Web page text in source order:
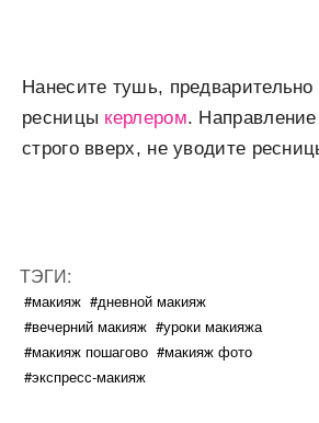
Нанесите тушь, предварительно
ресницы керлером.
строго вверх, не уводите
ТЭГИ:
#макияж #дневной макияж
#вечерний макияж #уроки макияжа
#макияж пошагово #макияж фото
#экспресс-макияж